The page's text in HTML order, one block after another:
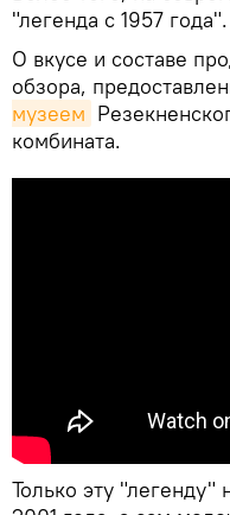
"легенда с 1957 года".
О вкусе и составе
обзора,
музеем
комбината.
Только эту "легенду"